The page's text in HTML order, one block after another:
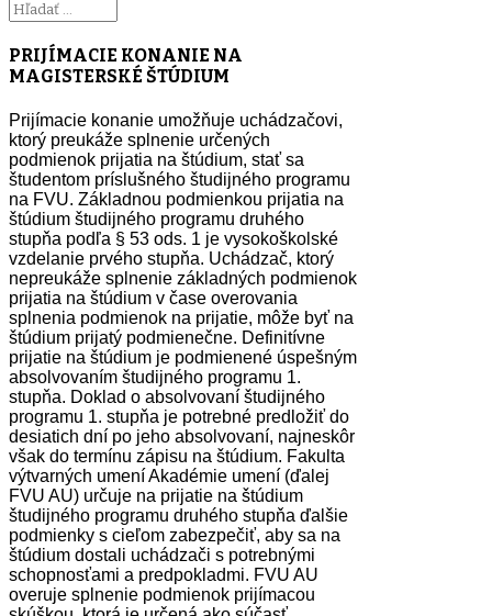
PRIJÍMACIE KONANIE NA
MAGISTERSKÉ ŠTÚDIUM
Prijímacie konanie umožňuje uchádzačovi,
ktorý preukáže splnenie určených
podmienok prijatia na štúdium, stať sa
študentom príslušného študijného programu
na FVU. Základnou podmienkou prijatia na
štúdium študijného programu druhého
stupňa podľa § 53 ods. 1 je vysokoškolské
vzdelanie prvého stupňa. Uchádzač, ktorý
nepreukáže splnenie základných podmienok
prijatia na štúdium v čase overovania
splnenia podmienok na prijatie, môže byť na
štúdium prijatý podmienečne. Definitívne
prijatie na štúdium je podmienené úspešným
absolvovaním študijného programu 1.
stupňa. Doklad o absolvovaní študijného
programu 1. stupňa je potrebné predložiť do
desiatich dní po jeho absolvovaní, najneskôr
však do termínu zápisu na štúdium. Fakulta
výtvarných umení Akadémie umení (ďalej
FVU AU) určuje na prijatie na štúdium
študijného programu druhého stupňa ďalšie
podmienky s cieľom zabezpečiť, aby sa na
štúdium dostali uchádzači s potrebnými
schopnosťami a predpokladmi. FVU AU
overuje splnenie podmienok prijímacou